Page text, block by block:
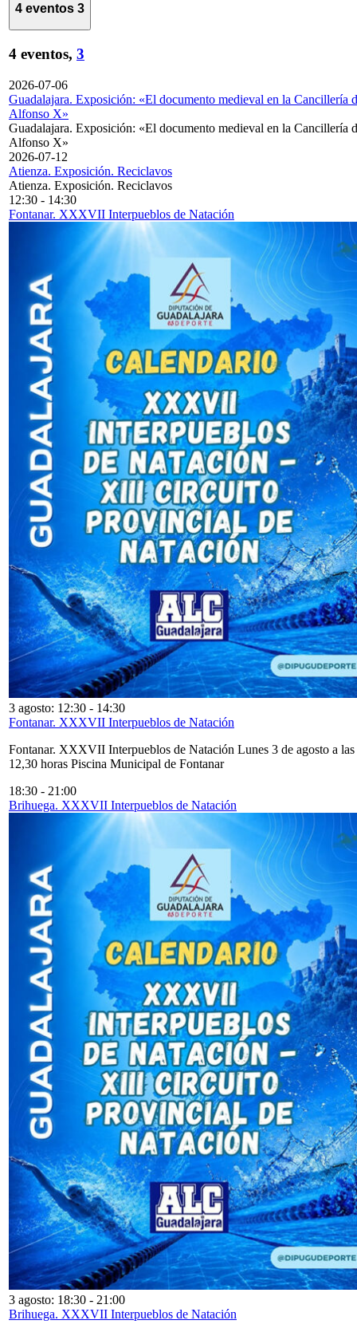
4 eventos 3
4 eventos, 3
2026-07-06
Guadalajara. Exposición: «El documento medieval en la Cancillería
Alfonso X»
Guadalajara. Exposición: «El documento medieval en la Cancillería
Alfonso X»
2026-07-12
Atienza. Exposición. Reciclavos
Atienza. Exposición. Reciclavos
12:30 - 14:30
Fontanar. XXXVII Interpueblos de Natación
3 agosto: 12:30 - 14:30
Fontanar. XXXVII Interpueblos de Natación
Fontanar. XXXVII Interpueblos de Natación Lunes 3 de agosto a las
12,30 horas Piscina Municipal de Fontanar
18:30 - 21:00
Brihuega. XXXVII Interpueblos de Natación
3 agosto: 18:30 - 21:00
Brihuega. XXXVII Interpueblos de Natación